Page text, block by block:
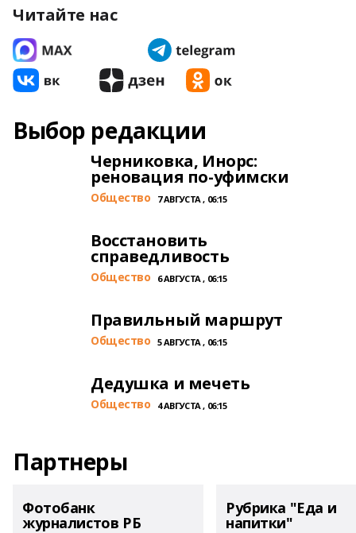
Читайте нас
Выбор редакции
Черниковка, Инорс:
реновация по-уфимски
Общество 7 АВГУСТА , 06:15
Восстановить
справедливость
Общество 6 АВГУСТА , 06:15
Правильный маршрут
Общество 5 АВГУСТА , 06:15
Дедушка и мечеть
Общество 4 АВГУСТА , 06:15
Партнеры
Фотобанк
журналистов РБ
Рубрика "Еда и
напитки"